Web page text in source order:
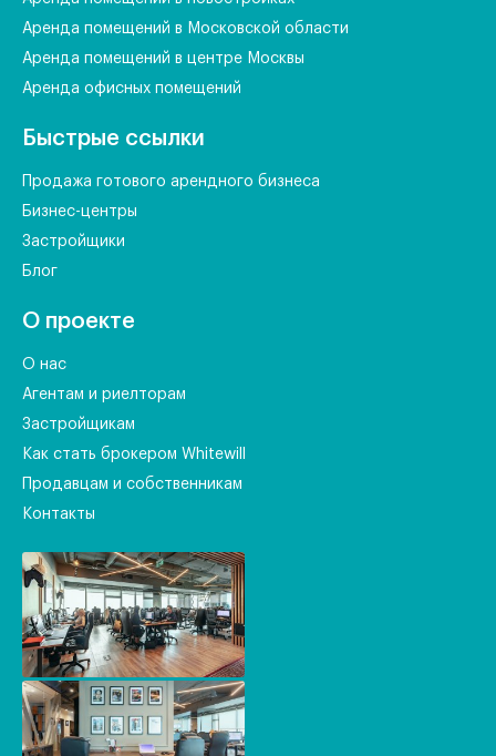
Аренда помещений в Московской области
Аренда помещений в центре Москвы
Аренда офисных помещений
Быстрые ссылки
Продажа готового арендного бизнеса
Бизнес-центры
Застройщики
Блог
О проекте
О нас
Агентам и риелторам
Застройщикам
Как стать брокером Whitewill
Продавцам и собственникам
Контакты